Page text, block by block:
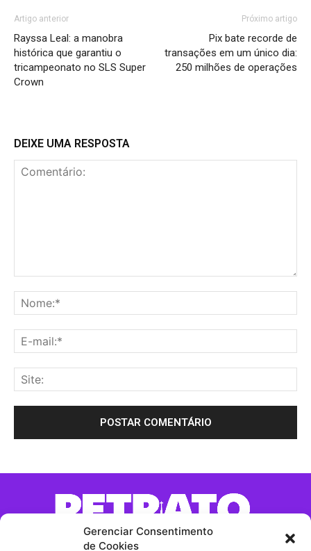
Gerenciar Consentimento
de Cookies
Artigo anterior
Rayssa Leal: a manobra
histórica que garantiu o
tricampeonato no SLS Super
Crown
Próximo artigo
Pix bate recorde de
transações em um único dia:
250 milhões de operações
DEIXE UMA RESPOSTA